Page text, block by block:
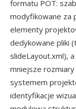
formatu POT:
modyfikowane za
elementy
dedykowane pliki
slideLayout.xml),
mniejsze
systemem
identyfikacje